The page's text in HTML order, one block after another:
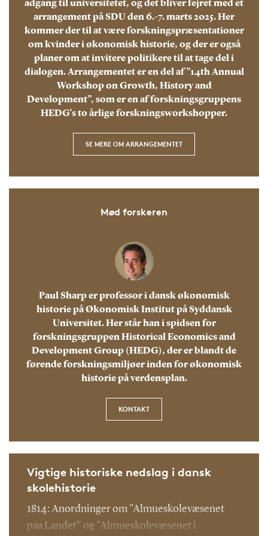
adgang til universitetet, og det bliver fejret med et
arrangement på SDU den 6.-7. marts 2025. Her
kommer der til at være forskningspræsentationer
om kvinder i økonomisk historie, og der er også
planer om at invitere politikere til at tage del i
dialogen. Arrangementet er en del af ”14th Annual
Workshop on Growth, History and
Development”, som er en af forskningsgruppens
HEDG’s to årlige forskningsworkshopper.
SE MERE OM ARRANGEMENTET
Mød forskeren
Paul Sharp er professor i dansk økonomisk
historie på Økonomisk Institut på Syddansk
Universitet. Her står han i spidsen for
forskningsgruppen Historical Economics and
Development Group (HEDG), der er blandt de
førende forskningsmiljøer inden for økonomisk
historie på verdensplan.
KONTAKT
Vigtige historiske nedslag i dansk
skolehistorie
1814: Anordninger om "Almueskolevæsenet
paa Landet" og "Almueskolevæsenet i